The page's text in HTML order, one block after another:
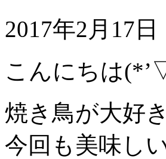
2017年2月17
こんにちは
焼き鳥が大好
今回も美味し